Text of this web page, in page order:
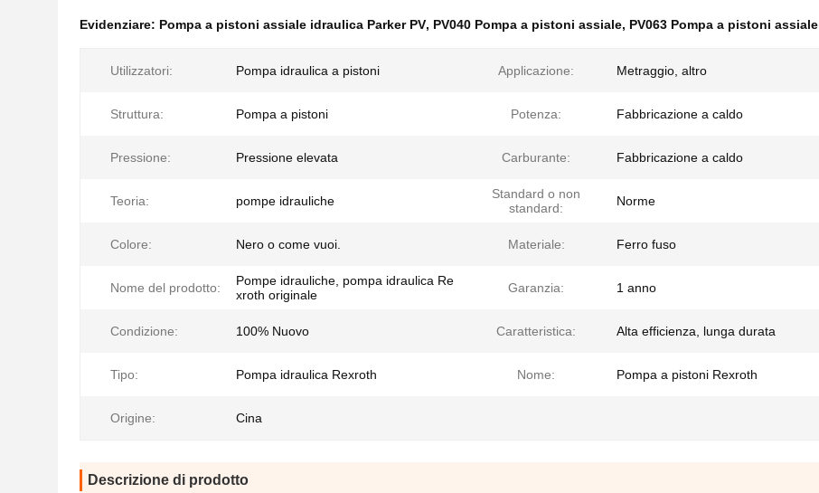
Evidenziare: Pompa a pistoni assiale idraulica Parker PV, PV040 Pompa a pistoni assiale, PV063 Pompa a pistoni assiale
Utilizzatori: Pompa idraulica a pistoni Applicazione: Metraggio, altro
Struttura: Pompa a pistoni Potenza: Fabbricazione a caldo
Pressione: Pressione elevata Carburante: Fabbricazione a caldo
Teoria: pompe idrauliche
Standard o non
standard:
Norme
Colore: Nero o come vuoi. Materiale: Ferro fuso
Nome del prodotto:
Pompe idrauliche, pompa idraulica Re
xroth originale
Garanzia: 1 anno
Condizione: 100% Nuovo Caratteristica: Alta efficienza, lunga durata
Tipo: Pompa idraulica Rexroth Nome: Pompa a pistoni Rexroth
Origine: Cina
Descrizione di prodotto